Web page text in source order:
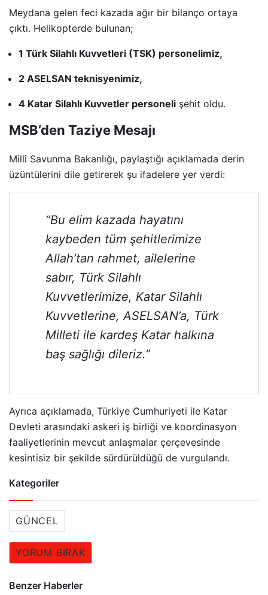
Meydana gelen feci kazada ağır bir bilanço ortaya
çıktı. Helikopterde bulunan;
1 Türk Silahlı Kuvvetleri (TSK) personelimiz,
2 ASELSAN teknisyenimiz,
4 Katar Silahlı Kuvvetler personeli şehit oldu.
MSB’den Taziye Mesajı
Millî Savunma Bakanlığı, paylaştığı açıklamada derin
üzüntülerini dile getirerek şu ifadelere yer verdi:
“Bu elim kazada hayatını
kaybeden tüm şehitlerimize
Allah’tan rahmet, ailelerine
sabır, Türk Silahlı
Kuvvetlerimize, Katar Silahlı
Kuvvetlerine, ASELSAN’a, Türk
Milleti ile kardeş Katar halkına
baş sağlığı dileriz.”
Ayrıca açıklamada, Türkiye Cumhuriyeti ile Katar
Devleti arasındaki askeri iş birliği ve koordinasyon
faaliyetlerinin mevcut anlaşmalar çerçevesinde
kesintisiz bir şekilde sürdürüldüğü de vurgulandı.
Kategoriler
GÜNCEL
YORUM BIRAK
Benzer Haberler